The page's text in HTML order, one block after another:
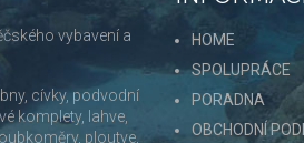
vybavení a
cívky, podvodní
komplety, lahve,
ploutve,
HOME
SPOLUPRÁCE
PORADNA
OBCHODNÍ